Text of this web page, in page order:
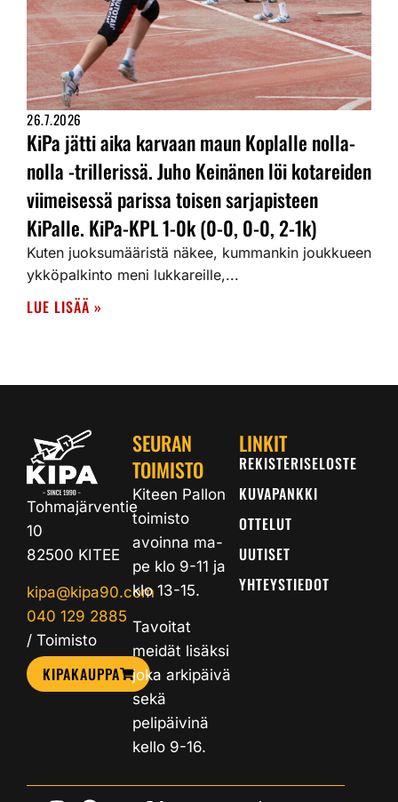
26.7.2026
KiPa jätti aika karvaan maun Koplalle nolla-
nolla -trillerissä. Juho Keinänen löi kotareiden
viimeisessä parissa toisen sarjapisteen
KiPalle. KiPa-KPL 1-0k (0-0, 0-0, 2-1k)
Kuten juoksumääristä näkee, kummankin joukkueen
ykköpalkinto meni lukkareille,...
LUE LISÄÄ »
Tohmajärventie
10
82500 KITEE
kipa@kipa90.com
040 129 2885
/ Toimisto
KIPAKAUPPA
SEURAN
TOIMISTO
Kiteen Pallon
toimisto
avoinna ma-
pe klo 9-11 ja
klo 13-15.
Tavoitat
meidät lisäksi
joka arkipäivä
sekä
pelipäivinä
kello 9-16.
LINKIT
REKISTERISELOSTE
KUVAPANKKI
OTTELUT
UUTISET
YHTEYSTIEDOT